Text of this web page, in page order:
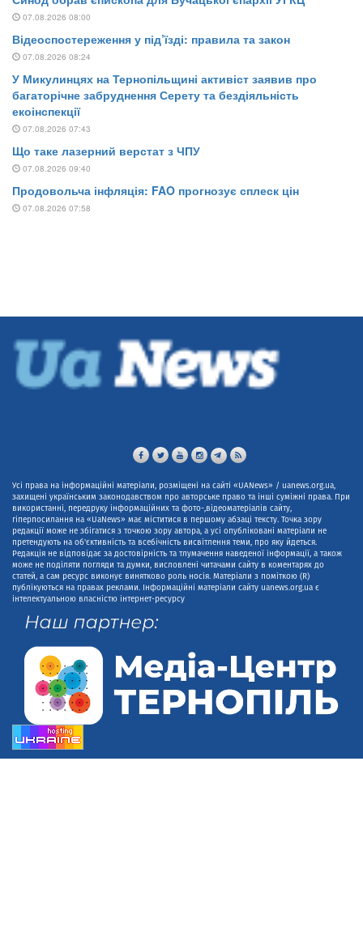
Усі права на інформаційні матеріали, розміщені на сайті «UANews» / uanews.org.ua,
захищені українським законодавством про авторське право та інші суміжні права. При
використанні, передруку інформаційних та фото-,відеоматеріалів сайту,
гіперпосилання на «UaNews» має міститися в першому абзаці тексту. Точка зору
редакції може не збігатися з точкою зору автора, а усі опубліковані матеріали не
претендують на об'єктивність та всебічність висвітлення теми, про яку йдеться.
Редакція не відповідає за достовірність та тлумачення наведеної інформації, а також
може не поділяти погляди та думки, висловлені читачами сайту в коментарях до
статей, а сам ресурс виконує винятково роль носія. Матеріали з поміткою (R)
публікуються на правах реклами. Інформаційні матеріали сайту uanews.org.ua є
інтелектуальною власністю інтернет-ресурсу